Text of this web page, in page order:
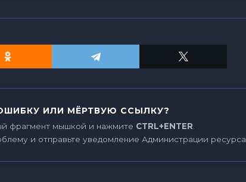
ИЛИ МЁРТВУЮ ССЫЛКУ?
фрагмент мышкой и нажмите CTRL+ENTER
и отправьте уведомление Администрации ресурса.